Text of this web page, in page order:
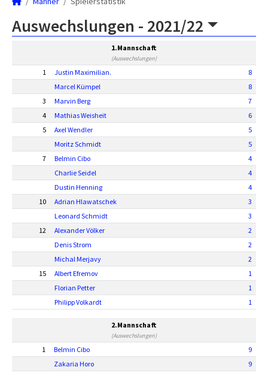
Auswechslungen - 2021/22
1.Mannschaft
(Auswechslungen)
1 Justin Maximilian.
8
Marcel Kümpel
8
3
Marvin Berg
7
4
Mathias Weisheit
6
5
Axel Wendler
5
Moritz Schmidt
5
7
Belmin Cibo
4
Charlie Seidel
4
Dustin Henning
4
10
Adrian Hlawatschek
3
Leonard Schmidt
3
12
Alexander Völker
2
Denis Strom
2
Michal Merjavy
2
15
Albert Efremov
1
Florian Petter
1
Philipp Volkardt
1
2.Mannschaft
(Auswechslungen)
1 Belmin Cibo
9
Zakaria Horo
9